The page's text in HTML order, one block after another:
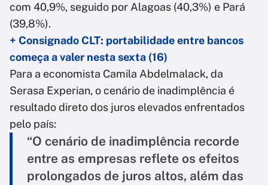
com 40,9%, seguido por Alagoas (40,3%) e Pará
(39,8%).
+ Consignado CLT: portabilidade entre bancos
começa a valer nesta sexta (16)
Para a economista Camila Abdelmalack, da
Serasa Experian, o cenário de inadimplência é
resultado direto dos juros elevados enfrentados
pelo país:
“O cenário de inadimplência recorde
entre as empresas reflete os efeitos
prolongados de juros altos, além das